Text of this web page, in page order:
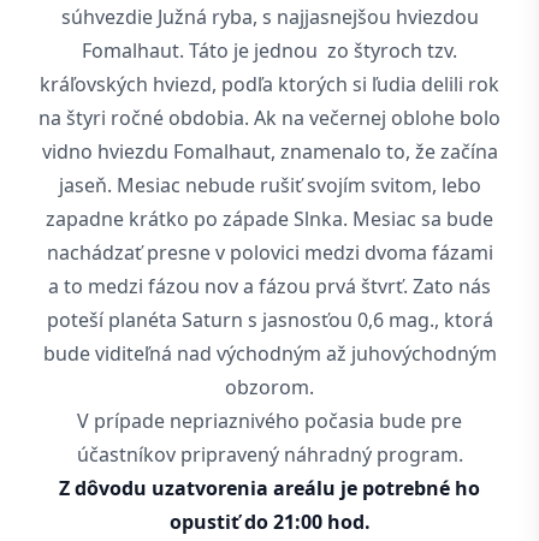
súhvezdie Južná ryba, s najjasnejšou hviezdou
Fomalhaut. Táto je jednou zo štyroch tzv.
kráľovských hviezd, podľa ktorých si ľudia delili rok
na štyri ročné obdobia. Ak na večernej oblohe bolo
vidno hviezdu Fomalhaut, znamenalo to, že začína
jaseň. Mesiac nebude rušiť svojím svitom, lebo
zapadne krátko po západe Slnka. Mesiac sa bude
nachádzať presne v polovici medzi dvoma fázami
a to medzi fázou nov a fázou prvá štvrť. Zato nás
poteší planéta Saturn s jasnosťou 0,6 mag., ktorá
bude viditeľná nad východným až juhovýchodným
obzorom.
V prípade nepriaznivého počasia bude pre
účastníkov pripravený náhradný program.
Z dôvodu uzatvorenia areálu je potrebné ho
opustiť do 21:00 hod.